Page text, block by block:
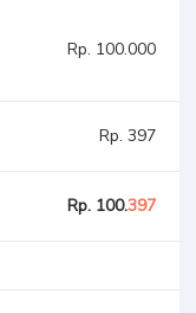
Rp. 100.000
Rp. 397
Rp. 100.397